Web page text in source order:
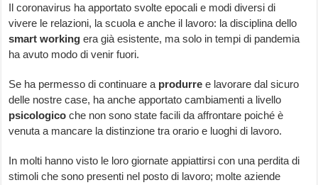
Il coronavirus ha apportato svolte epocali e modi diversi di
vivere le relazioni, la scuola e anche il lavoro: la disciplina dello
smart working era già esistente, ma solo in tempi di pandemia
ha avuto modo di venir fuori.
Se ha permesso di continuare a produrre e lavorare dal sicuro
delle nostre case, ha anche apportato cambiamenti a livello
psicologico che non sono state facili da affrontare poiché è
venuta a mancare la distinzione tra orario e luoghi di lavoro.
In molti hanno visto le loro giornate appiattirsi con una perdita di
stimoli che sono presenti nel posto di lavoro; molte aziende